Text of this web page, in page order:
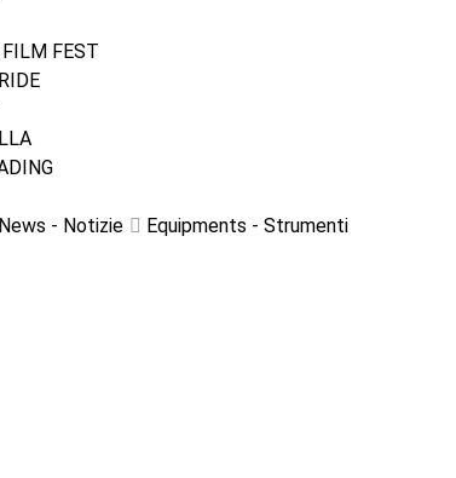
FILM FEST
News - Notizie Equipments - Strumenti